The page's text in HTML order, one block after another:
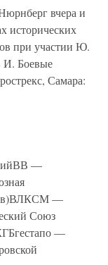
вчера и
исторических
при участии Ю.
И. Боевые
Самара:
—
—
Союз
—